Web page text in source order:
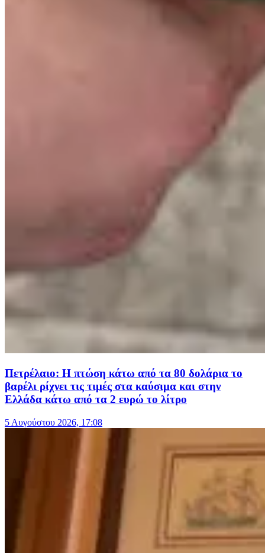
Πετρέλαιο: Η πτώση κάτω από τα 80 δολάρια το
βαρέλι ρίχνει τις τιμές στα καύσιμα και στην
Ελλάδα κάτω από τα 2 ευρώ το λίτρο
5 Αυγούστου 2026, 17:08